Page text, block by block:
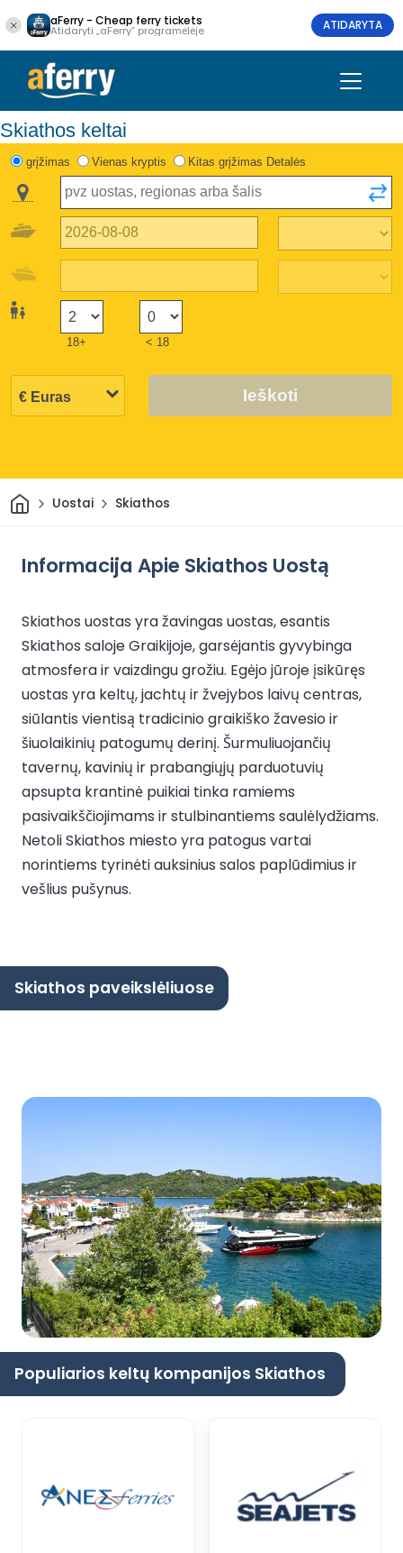
aFerry - Cheap ferry tickets
Atidaryti „aFerry“ programėlėje ATIDARYTA
Skiathos keltai
grįžimas Vienas kryptis Kitas grįžimas Detalės
18+ < 18
Ieškoti
Pradžia
Uostai Skiathos
Informacija Apie Skiathos Uostą
Skiathos uostas yra žavingas uostas, esantis
Skiathos saloje Graikijoje, garsėjantis gyvybinga
atmosfera ir vaizdingu grožiu. Egėjo jūroje įsikūręs
uostas yra keltų, jachtų ir žvejybos laivų centras,
siūlantis vientisą tradicinio graikiško žavesio ir
šiuolaikinių patogumų derinį. Šurmuliuojančių
tavernų, kavinių ir prabangiųjų parduotuvių
apsupta krantinė puikiai tinka ramiems
pasivaikščiojimams ir stulbinantiems saulėlydžiams.
Netoli Skiathos miesto yra patogus vartai
norintiems tyrinėti auksinius salos paplūdimius ir
vešlius pušynus.
Skiathos paveikslėliuose
Populiarios keltų kompanijos Skiathos